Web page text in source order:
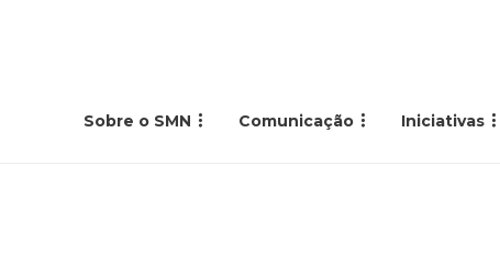
Sobre o SMN Comunicação Iniciativas